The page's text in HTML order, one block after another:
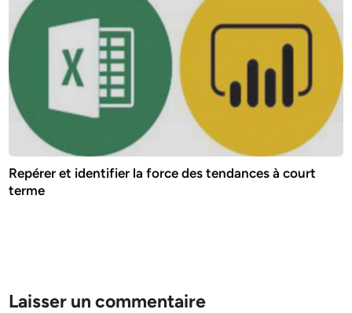
Repérer et identifier la force des tendances à court
terme
Laisser un commentaire